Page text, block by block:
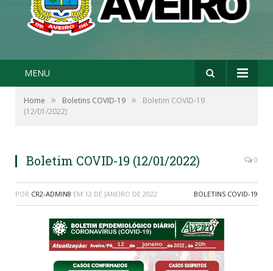
MENU
Home » Boletins COVID-19 »
Boletim COVID-19
(12/01/2022)
Boletim COVID-19 (12/01/2022) 0
POR CR2-ADMIN8 EM 12 DE JANEIRO DE 2022 BOLETINS COVID-19